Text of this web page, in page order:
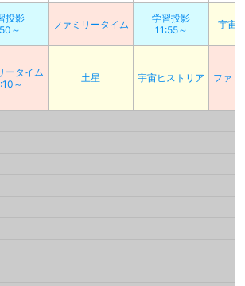
投影
～
ファミリータイム
学習投影
11:55～
宇宙
ータイム
～
土星 宇宙ヒストリア ファミ